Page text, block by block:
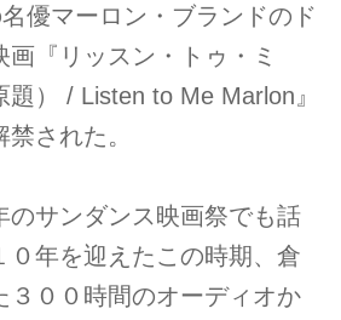
優マーロン・ブランドのド
画『リッスン・トゥ・ミ
） / Listen to Me Marlon』
された。
のサンダンス映画祭でも話
０年を迎えたこの時期、倉
３００時間のオーディオか